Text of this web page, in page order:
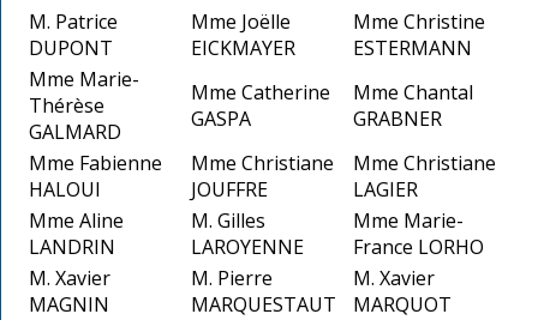
M. Patrice
DUPONT
Mme Joëlle
EICKMAYER
Mme Christine
ESTERMANN
Mme Marie-
Thérèse
GALMARD
Mme Catherine
GASPA
Mme Chantal
GRABNER
Mme Fabienne
HALOUI
Mme Christiane
JOUFFRE
Mme Christiane
LAGIER
Mme Aline
LANDRIN
M. Gilles
LAROYENNE
Mme Marie-
France LORHO
M. Xavier
MAGNIN
M. Pierre
MARQUESTAUT
M. Xavier
MARQUOT